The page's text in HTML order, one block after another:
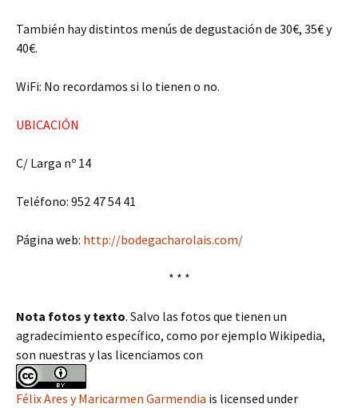
También hay distintos menús de degustación de 30€, 35€ y
40€.
WiFi: No recordamos si lo tienen o no.
UBICACIÓN
C/ Larga nº 14
Teléfono: 952 47 54 41
Página web: http://bodegacharolais.com/
* * *
Nota fotos y texto. Salvo las fotos que tienen un
agradecimiento específico, como por ejemplo Wikipedia,
son nuestras y las licenciamos con
Félix Ares y Maricarmen Garmendia is licensed under